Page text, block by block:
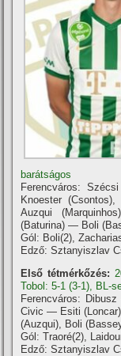
barátságos
Ferencváros:
Knoester
Auzqui
(Baturina) — Boli
Gól: Boli(2),
Edző: Sztanyiszlav
Első tétmérkőzés:
Tobol: 5-1 (3-1), BL-
Ferencváros:
Civic — Esiti
(Auzqui), Boli
Gól: Traoré(2),
Edző: Sztanyiszlav